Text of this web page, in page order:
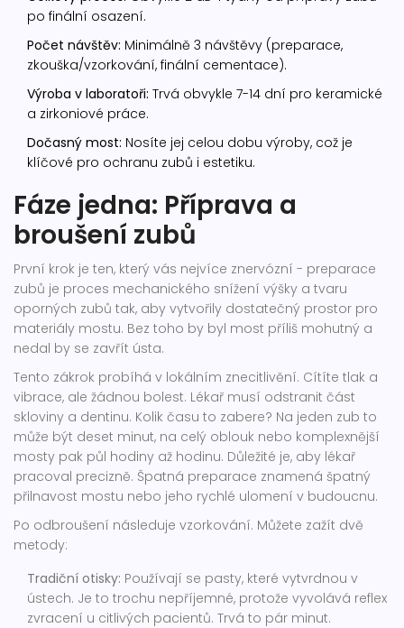
po finální osazení.
Počet návštěv: Minimálně 3 návštěvy (preparace,
zkouška/vzorkování, finální cementace).
Výroba v laboratoři: Trvá obvykle 7-14 dní pro keramické
a zirkoniové práce.
Dočasný most: Nosíte jej celou dobu výroby, což je
klíčové pro ochranu zubů i estetiku.
Fáze jedna: Příprava a
broušení zubů
První krok je ten, který vás nejvíce znervózní - preparace
zubů je proces mechanického snížení výšky a tvaru
oporných zubů tak, aby vytvořily dostatečný prostor pro
materiály mostu. Bez toho by byl most příliš mohutný a
nedal by se zavřít ústa.
Tento zákrok probíhá v lokálním znecitlivění. Cítíte tlak a
vibrace, ale žádnou bolest. Lékař musí odstranit část
skloviny a dentinu. Kolik času to zabere? Na jeden zub to
může být deset minut, na celý oblouk nebo komplexnější
mosty pak půl hodiny až hodinu. Důležité je, aby lékař
pracoval precizně. Špatná preparace znamená špatný
přilnavost mostu nebo jeho rychlé ulomení v budoucnu.
Po odbroušení následuje vzorkování. Můžete zažít dvě
metody:
Tradiční otisky: Používají se pasty, které vytvrdnou v
ústech. Je to trochu nepříjemné, protože vyvolává reflex
zvracení u citlivých pacientů. Trvá to pár minut.